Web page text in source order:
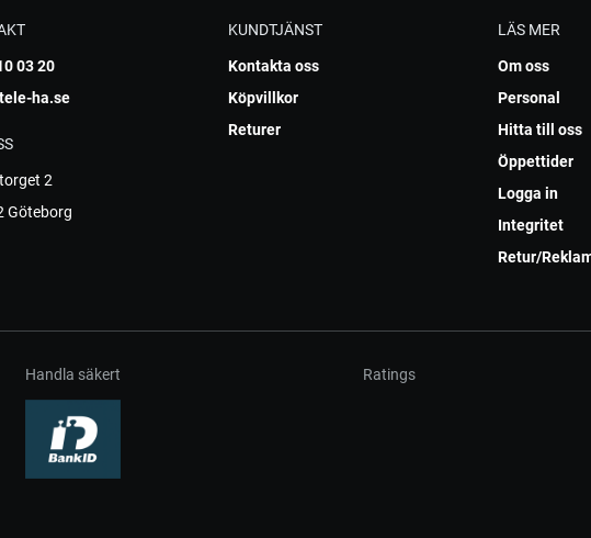
03 20
ha.se
2
Göteborg
KUNDTJÄNST
Kontakta oss
Köpvillkor
Returer
LÄS MER
Om oss
Personal
Hitta till oss
Öppettider
Logga in
Integritet
Retur/
Handla säkert Ratings